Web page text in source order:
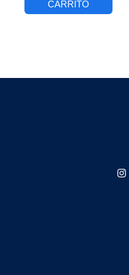
CARRITO